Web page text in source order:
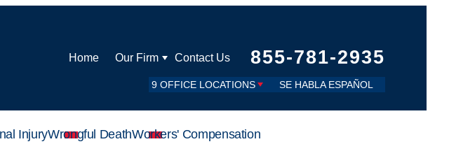
Home Our Firm Contact Us 855-781-2935
9 OFFICE LOCATIONS SE HABLA ESPAÑOL
InjuryWrongful DeathWorkers' Compensation